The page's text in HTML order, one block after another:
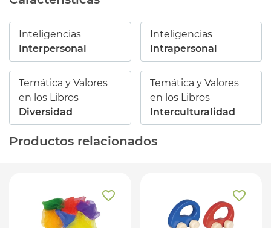
Inteligencias
Interpersonal
Inteligencias
Intrapersonal
Temática y Valores
en los Libros
Diversidad
Temática y Valores
en los Libros
Interculturalidad
Productos relacionados